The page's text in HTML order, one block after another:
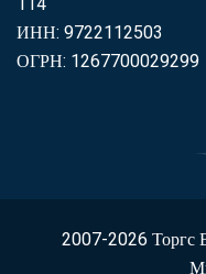
ИНН: 9722112503
ОГРН: 1267700029299
2007-2026Торгс